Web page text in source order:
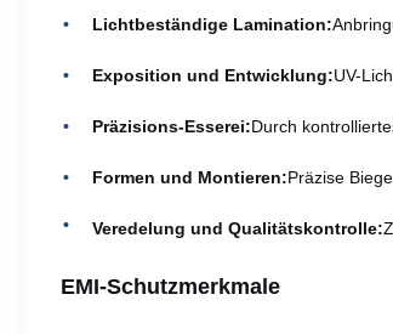
Lichtbeständige Lamination:
Exposition und Entwicklung:UV-
Präzisions-Esserei:Durch
Formen und Montieren:Präzise
Veredelung und Qualitätskontrolle:
EMI-Schutzmerkmale